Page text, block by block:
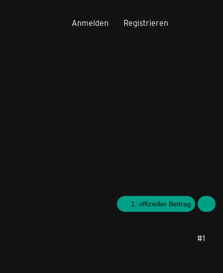
Anmelden Registrieren
1. offizieller Beitrag
#1